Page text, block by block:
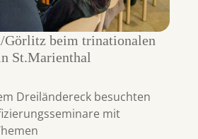
Görlitz beim trinationalen
St.Marienthal
Dreiländereck besuchten
mit